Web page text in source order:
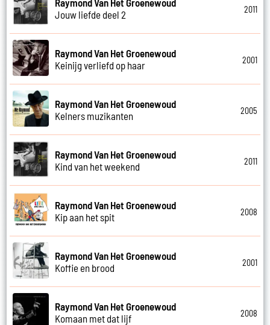
Jouw liefde deel 2
2011
Raymond Van Het Groenewoud
Keinijg verliefd op haar
2001
Raymond Van Het Groenewoud
Kelners muzikanten
2005
Raymond Van Het Groenewoud
Kind van het weekend
2011
Raymond Van Het Groenewoud
Kip aan het spit
2008
Raymond Van Het Groenewoud
Koffie en brood
2001
Raymond Van Het Groenewoud
Komaan met dat lijf
2008